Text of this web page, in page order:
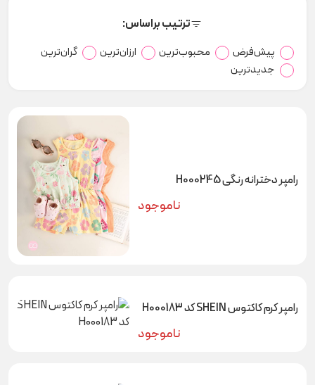
ترتیب براساس:
پیش‌فرض محبوب‌ترین ارزان‌ترین
گران‌ترین
جدیدترین
رامپر دخترانه رنگی H000245
ناموجود
رامپر کرم کاکتوس SHEIN کد H000183
ناموجود